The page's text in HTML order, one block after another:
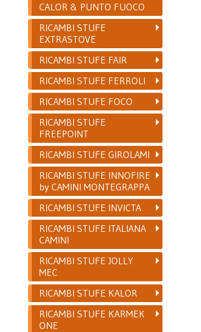
CALOR & PUNTO FUOCO
RICAMBI STUFE
EXTRASTOVE
RICAMBI STUFE FAIR
RICAMBI STUFE FERROLI
RICAMBI STUFE FOCO
RICAMBI STUFE
FREEPOINT
RICAMBI STUFE GIROLAMI
RICAMBI STUFE INNOFIRE
by CAMINI MONTEGRAPPA
RICAMBI STUFE INVICTA
RICAMBI STUFE ITALIANA
CAMINI
RICAMBI STUFE JOLLY
MEC
RICAMBI STUFE KALOR
RICAMBI STUFE KARMEK
ONE